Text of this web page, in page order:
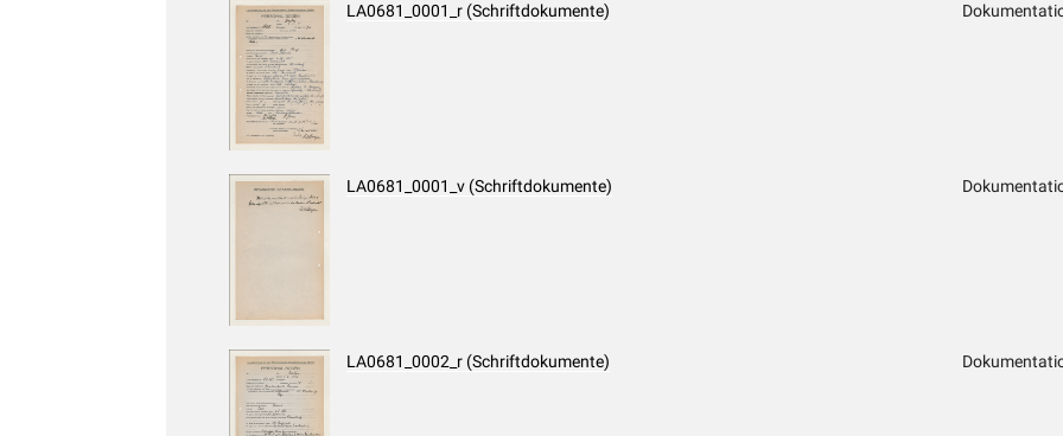
LA0681_0001_r (Schriftdokumente)
LA0681_0001_v (Schriftdokumente)
LA0681_0002_r (Schriftdokumente)